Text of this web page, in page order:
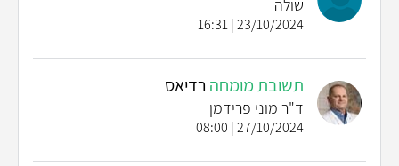
שולה
23/10/2024 | 16:31
תשובת מומחה רדיאס
ד"ר מוני פרידמן
27/10/2024 | 08:00